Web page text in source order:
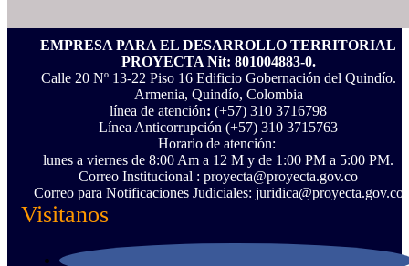
EMPRESA PARA EL DESARROLLO TERRITORIAL
PROYECTA Nit: 801004883-0.
Calle 20 Nº 13-22 Piso 16 Edificio Gobernación del Quindío.
Armenia, Quindío, Colombia
línea de atención: (+57) 310 3716798
Línea Anticorrupción ‪(+57) 310 3715763‬
Horario de atención:
lunes a viernes de 8:00 Am a 12 M y de 1:00 PM a 5:00 PM.
Correo Institucional : proyecta@proyecta.gov.co
Correo para Notificaciones Judiciales: juridica@proyecta.gov.co
Visitanos